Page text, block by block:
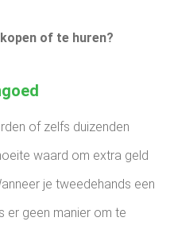
of te huren?
of zelfs duizenden
waard om extra geld
je tweedehands een
er geen manier om te